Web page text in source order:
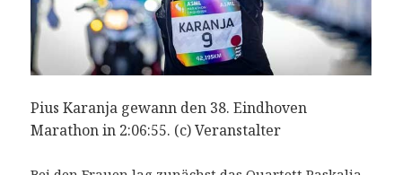
Pius Karanja gewann den 38. Eindhoven
Marathon in 2:06:55. (c) Veranstalter